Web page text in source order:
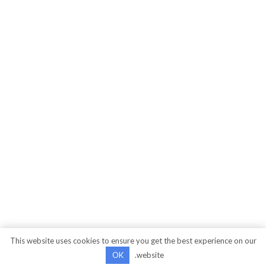
This website uses cookies to ensure you get the best experience on our
website.
OK